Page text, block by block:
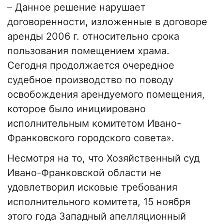
– Данное решение нарушает
договоренности, изложенные в договоре
аренды 2006 г. относительно срока
пользования помещением храма.
Сегодня продолжается очередное
судебное производство по поводу
освобождения арендуемого помещения,
которое было инициировано
исполнительным комитетом Ивано-
Франковского городского совета».
Несмотря на то, что Хозяйственный суд
Ивано-Франковской области не
удовлетворил исковые требования
исполнительного комитета, 15 ноября
этого года Западный апелляционный